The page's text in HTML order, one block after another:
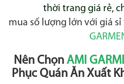
thời trang giá rẻ,
mua số lượng lớn với giá sỉ
Nên Chọn AMI
Phục Quán Ăn Xuất